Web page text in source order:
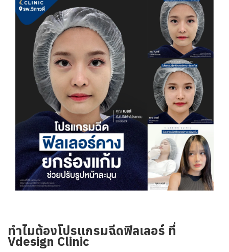
ทำไมต้องโปรแกรมฉีดฟิลเลอร์ ที่
Vdesign Clinic